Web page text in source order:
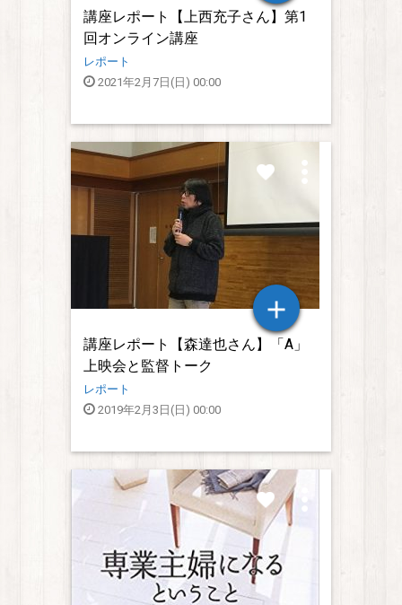
講座レポート【上西充子さん】第1
回オンライン講座
『呪いの言葉の解きかた』
レポート
2021年2月7日(日) 00:00
講座レポート【森達也さん】「A」
上映会と監督トーク
〜真実それは本当に真実ですか〜
レポート
2019年2月3日(日) 00:00